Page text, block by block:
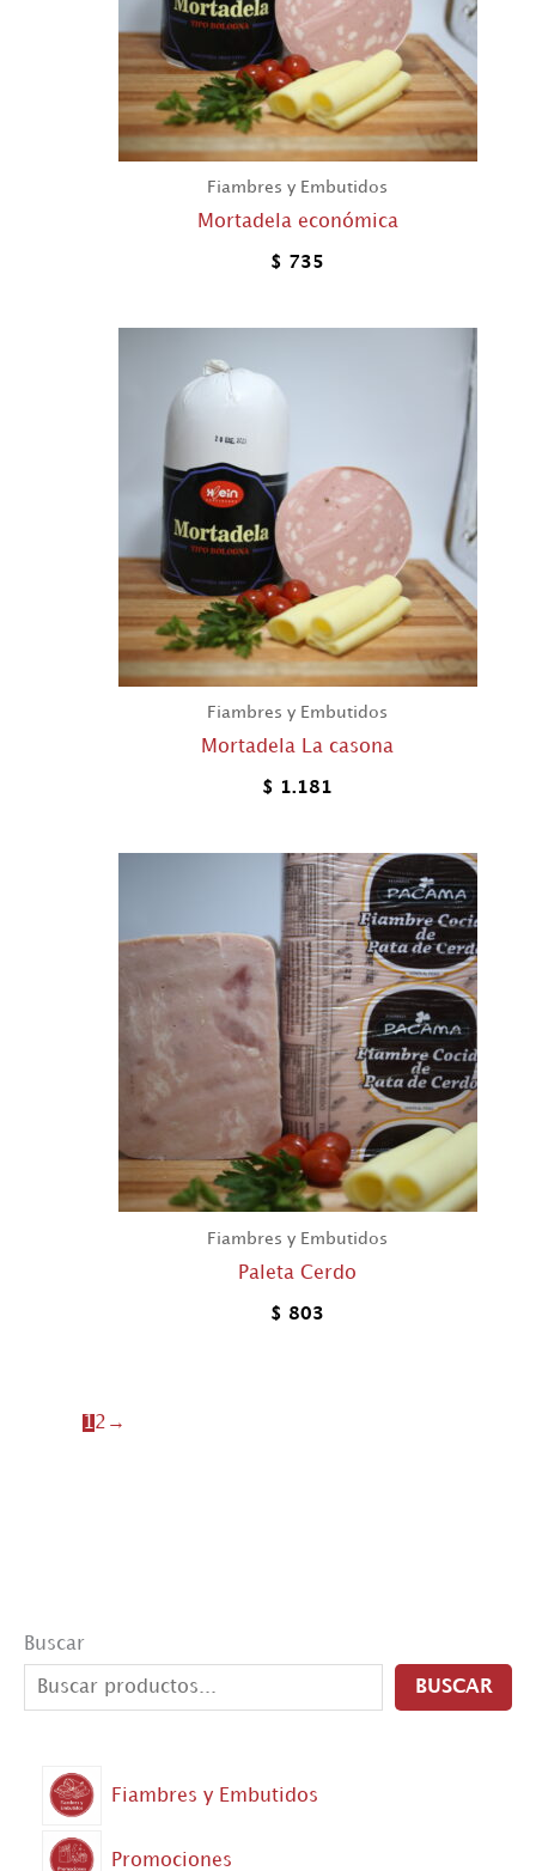
Buscar
BUSCAR
Fiambres y Embutidos
Promociones
Fiambres y Embutidos
Mortadela económica
$ 735
Fiambres y Embutidos
Mortadela La casona
$ 1.181
Fiambres y Embutidos
Paleta Cerdo
$ 803
12 →